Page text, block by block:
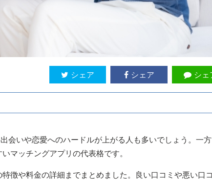
シェア シェア シェ
会いや恋愛へのハードルが上がる人も多いでしょう。一
マッチングアプリの代表格です。
徴や料金の詳細までまとめました。良い口コミや悪い口コ